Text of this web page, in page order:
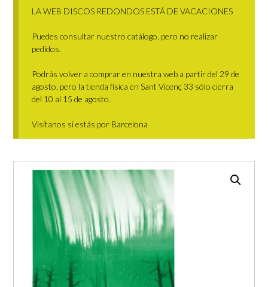
LA WEB DISCOS REDONDOS ESTÁ DE VACACIONES
Puedes consultar nuestro catálogo, pero no realizar
pedidos.
Podrás volver a comprar en nuestra web a partir del 29 de
agosto, pero la tienda física en Sant Vicenç 33 sólo cierra
del 10 al 15 de agosto.
Visítanos si estás por Barcelona